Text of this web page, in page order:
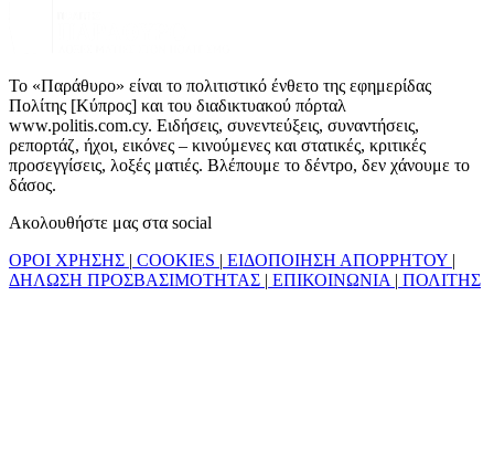
Το «Παράθυρο» είναι το πολιτιστικό ένθετο της εφημερίδας
Πολίτης [Κύπρος] και του διαδικτυακού πόρταλ
www.politis.com.cy. Ειδήσεις, συνεντεύξεις, συναντήσεις,
ρεπορτάζ, ήχοι, εικόνες – κινούμενες και στατικές, κριτικές
προσεγγίσεις, λοξές ματιές. Βλέπουμε το δέντρο, δεν χάνουμε το
δάσος.
Ακολουθήστε μας στα social
ΟΡΟΙ ΧΡΗΣΗΣ | COOKIES | ΕΙΔΟΠΟΙΗΣΗ ΑΠΟΡΡΗΤΟΥ |
ΔΗΛΩΣΗ ΠΡΟΣΒΑΣΙΜΟΤΗΤΑΣ | ΕΠΙΚΟΙΝΩΝΙΑ | ΠΟΛΙΤΗΣ